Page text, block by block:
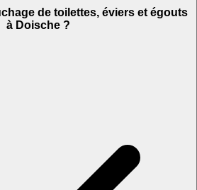
de toilettes, éviers et égouts
à Doische ?